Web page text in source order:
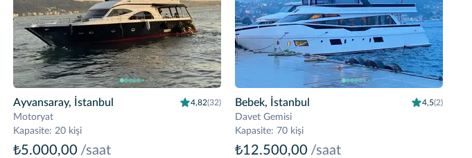
Ayvansaray, İstanbul 4,82(32)
Motoryat
Kapasite: 20 kişi
₺5.000,00 /saat
Bebek, İstanbul 4,5(2)
Davet Gemisi
Kapasite: 70 kişi
₺12.500,00 /saat